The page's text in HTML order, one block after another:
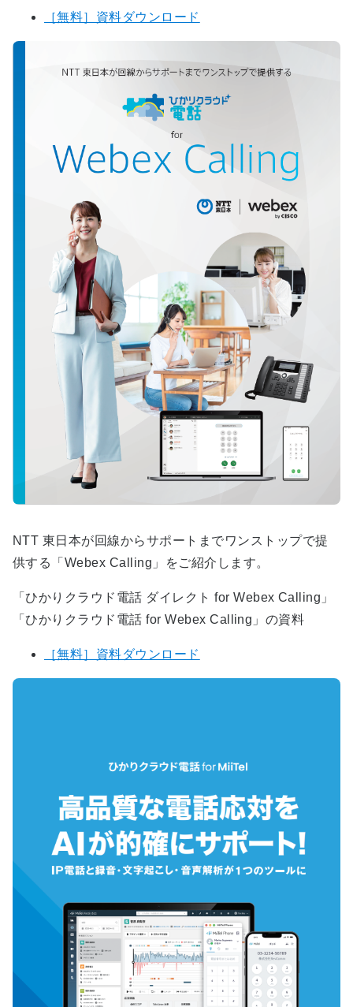
［無料］資料ダウンロード
NTT 東日本が回線からサポートまでワンストップで提
供する「Webex Calling」をご紹介します。
「ひかりクラウド電話 ダイレクト for Webex Calling」
「ひかりクラウド電話 for Webex Calling」の資料
［無料］資料ダウンロード